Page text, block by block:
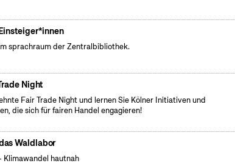
sprachraum der Zentralbibliothek.
Night
Fair Trade Night und lernen Sie Kölner Initiativen und
die sich für fairen Handel engagieren!
Waldlabor
Klimawandel hautnah